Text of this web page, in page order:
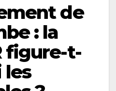
de
: la
figure-t-
les